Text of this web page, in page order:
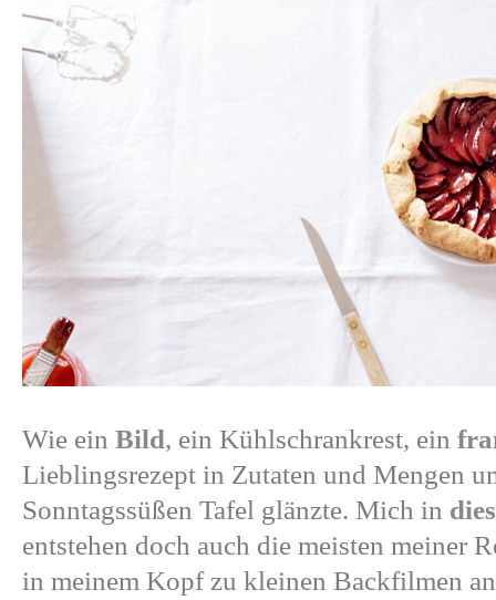
Wie ein Bild, ein Kühlschrankrest, ein
Lieblingsrezept in Zutaten und Mengen
Sonntagssüßen Tafel glänzte. Mich in
entstehen doch auch die meisten meiner
in meinem Kopf zu kleinen Backfilmen